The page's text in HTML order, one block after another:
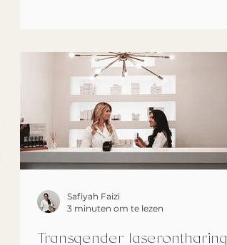
Safiyah Faizi
3 minuten om te lezen